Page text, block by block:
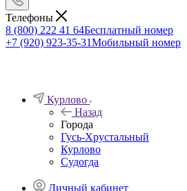
Телефоны
8 (800) 222 41 64Бесплатный номер
+7 (920) 923-35-31Мобильный номер
Курлово
Назад
Города
Гусь-Хрустальный
Курлово
Судогда
Личный кабинет